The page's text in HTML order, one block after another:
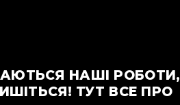
НАШІ РОБОТИ,
ТУТ ВСЕ ПРО